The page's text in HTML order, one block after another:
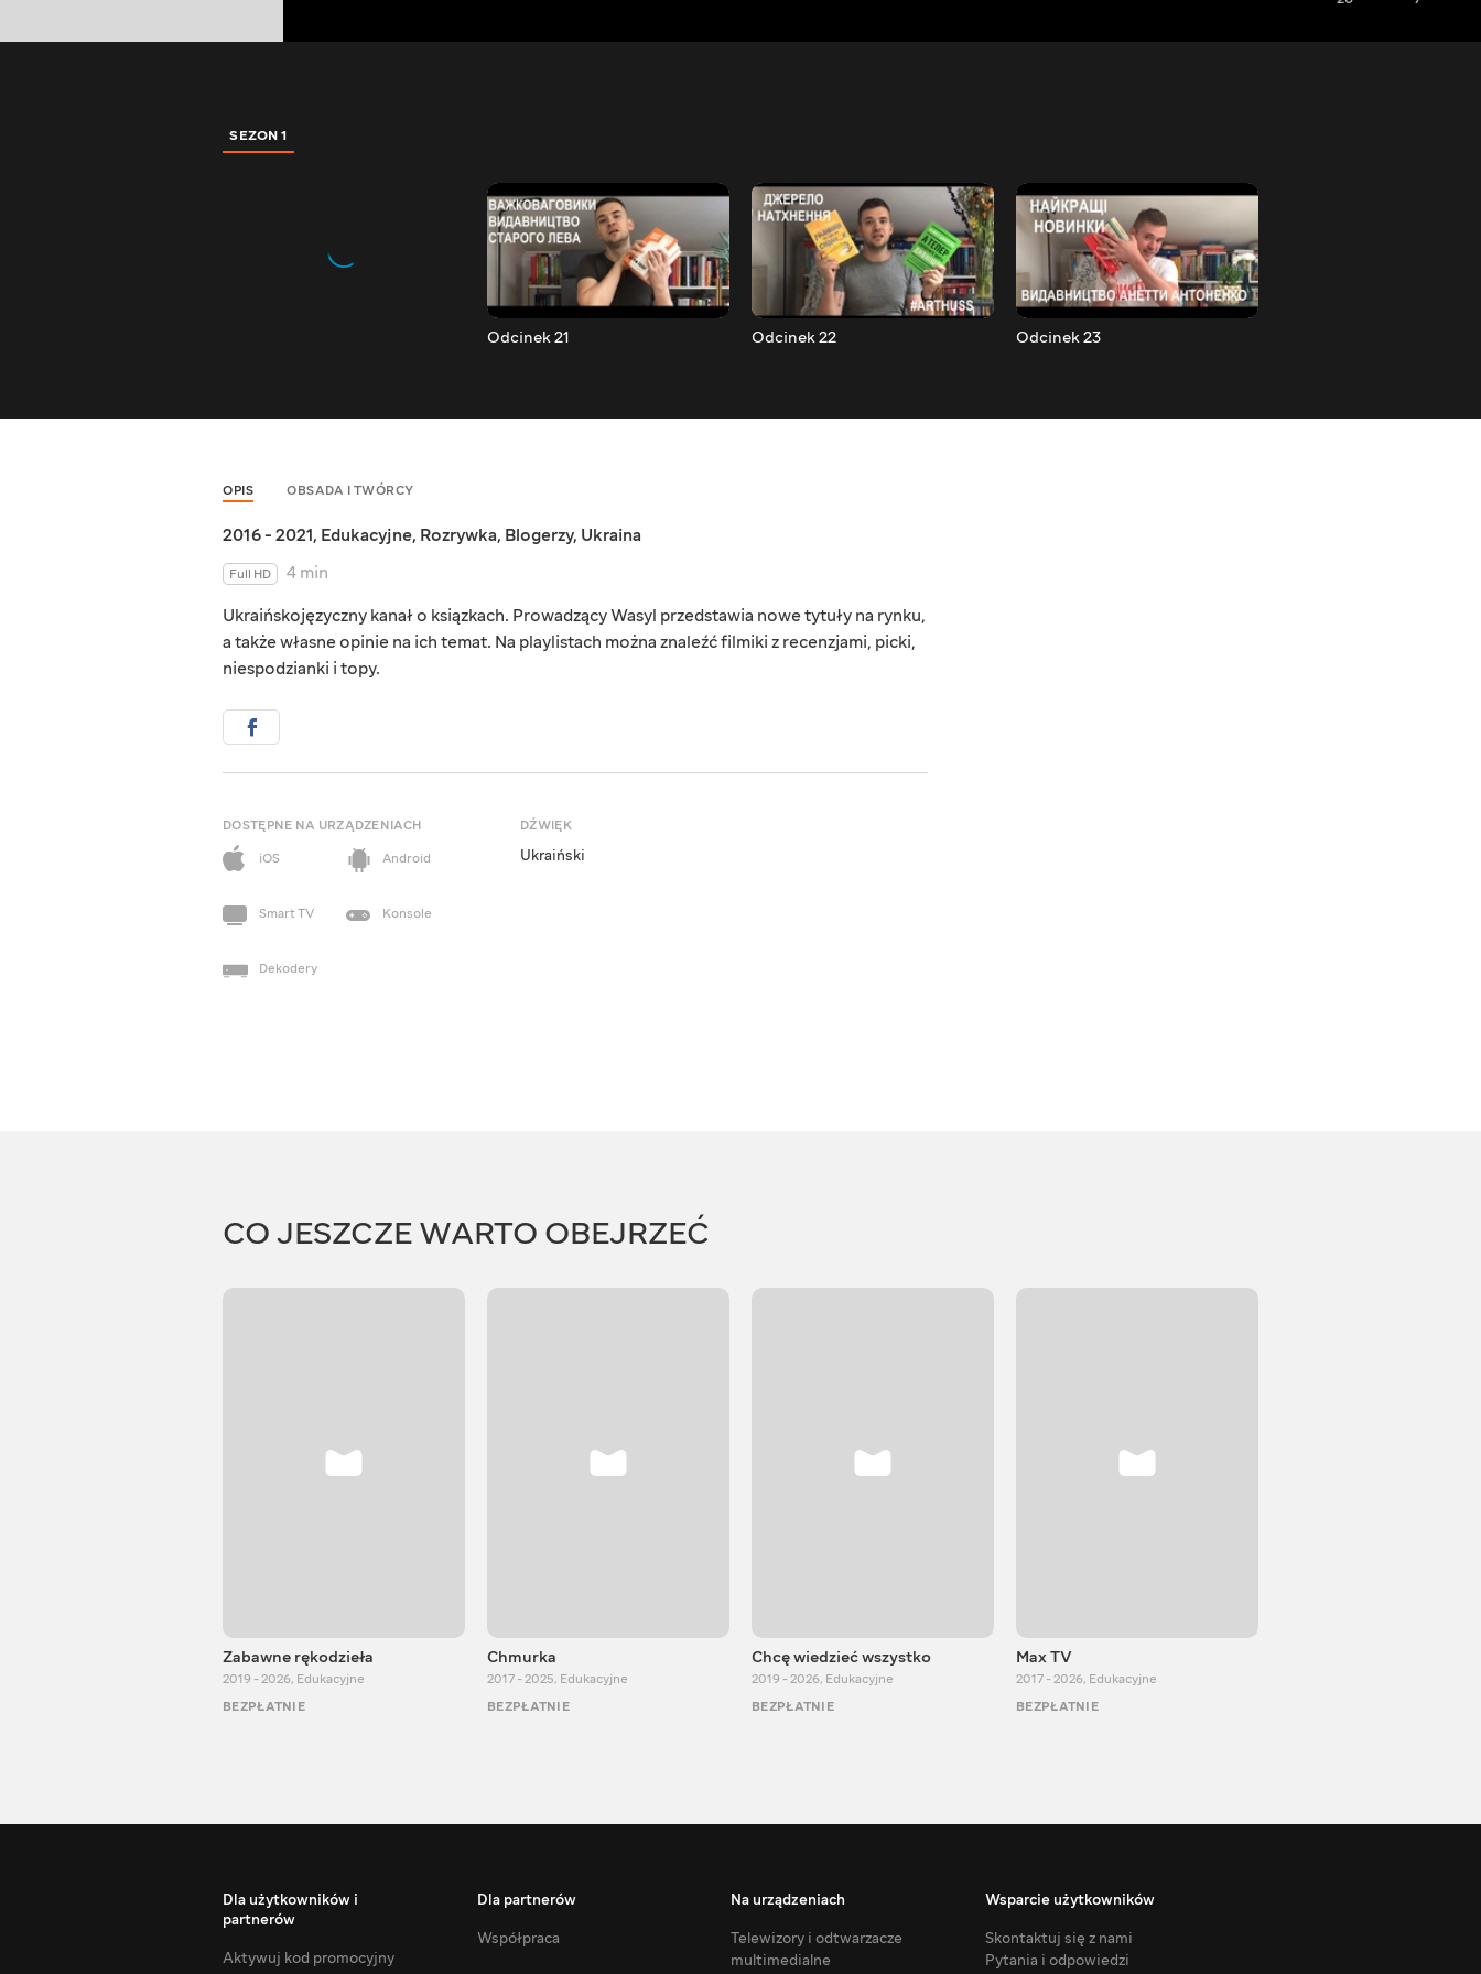
SEZON 1
Odcinek 21 Odcinek 22 Odcinek 23
OPIS OBSADA I TWÓRCY
2016 - 2021, Edukacyjne, Rozrywka, Blogerzy, Ukraina
Full HD
4 min
Ukraińskojęzyczny kanał o ksiązkach. Prowadzący Wasyl przedstawia nowe tytuły na rynku,
a także własne opinie na ich temat. Na playlistach można znaleźć filmiki z recenzjami, picki,
niespodzianki i topy.
DOSTĘPNE NA URZĄDZENIACH
iOS
Android
Smart TV Konsole
Dekodery
DŹWIĘK
Ukraiński
CO JESZCZE WARTO OBEJRZEĆ
Zabawne rękodzieła
2019 - 2026, Edukacyjne
BEZPŁATNIE
Chmurka
2017 - 2025, Edukacyjne
BEZPŁATNIE
Chcę wiedzieć wszystko
2019 - 2026, Edukacyjne
BEZPŁATNIE
Max TV
2017 - 2026, Edukacyjne
BEZPŁATNIE
Dla użytkowników i
partnerów
Aktywuj kod promocyjny
Dla partnerów
Współpraca
Na urządzeniach
Telewizory i odtwarzacze
multimedialne
Wsparcie użytkowników
Skontaktuj się z nami
Pytania i odpowiedzi